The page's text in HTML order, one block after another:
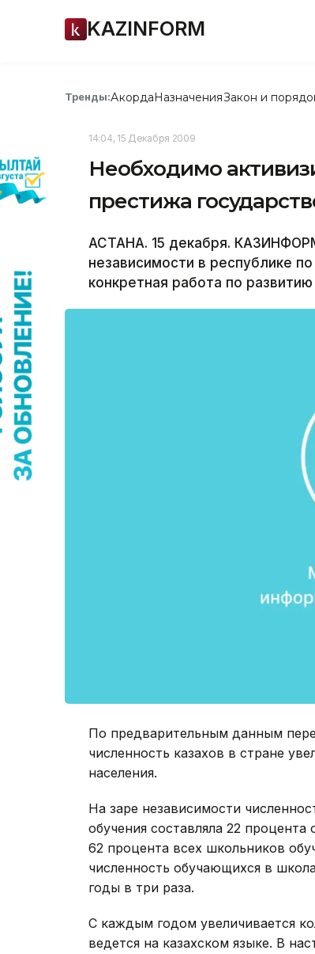
KAZINFORM
Тренды:АкордаНазначенияЗакон и
14:04, 15 Декабря 2009
Необходимо
престижа
АСТАНА. 15 декабря.
независимости в республике
конкретная работа по
По предварительным данным
численность казахов в стране
населения.
На заре независимости
обучения составляла 22
62 процента всех школьников
численность обучающихся в
годы в три раза.
С каждым годом увеличивается
ведется на казахском языке. В